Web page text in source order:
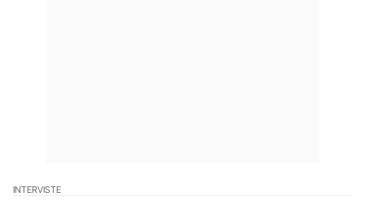
INTERVISTE